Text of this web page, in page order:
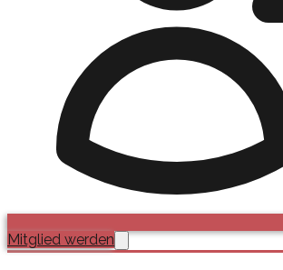
Mitglied werden